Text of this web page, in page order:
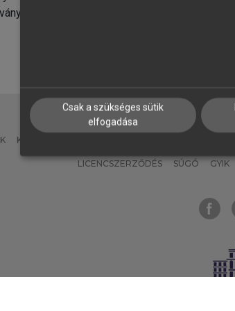
KÖNYVTÁROSOKNAK
LICENCSZERZŐDÉS SÚGÓ GYIK
Csak a szükséges sütik
elfogadása